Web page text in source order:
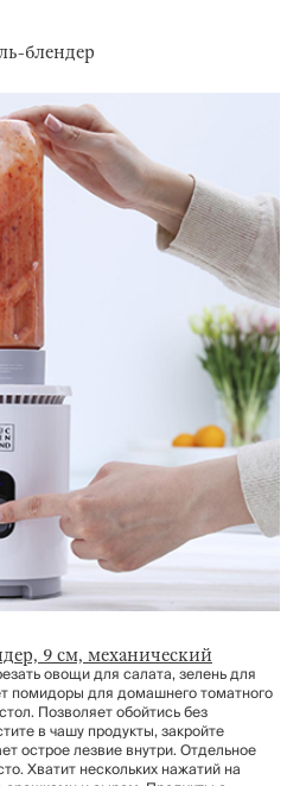
блендер
9 см, механический
овощи для салата, зелень для
помидоры для домашнего томатного
Позволяет обойтись без
в чашу продукты, закройте
острое лезвие внутри. Отдельное
Хватит нескольких нажатий на